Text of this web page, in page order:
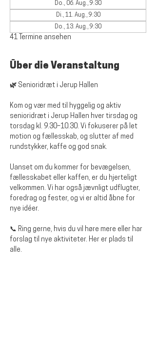
Do., 06. Aug., 9:30
Di., 11. Aug., 9:30
Do., 13. Aug., 9:30
41 Termine ansehen
Über die Veranstaltung
🌿 Senioridræt i Jerup Hallen
Kom og vær med til hyggelig og aktiv
senioridræt i Jerup Hallen hver tirsdag og
torsdag kl. 9.30–10.30. Vi fokuserer på let
motion og fællesskab, og slutter af med
rundstykker, kaffe og god snak.
Uanset om du kommer for bevægelsen,
fællesskabet eller kaffen, er du hjerteligt
velkommen. Vi har også jævnligt udflugter,
foredrag og fester, og vi er altid åbne for
nye idéer.
📞 Ring gerne, hvis du vil høre mere eller har
forslag til nye aktiviteter. Her er plads til
alle.